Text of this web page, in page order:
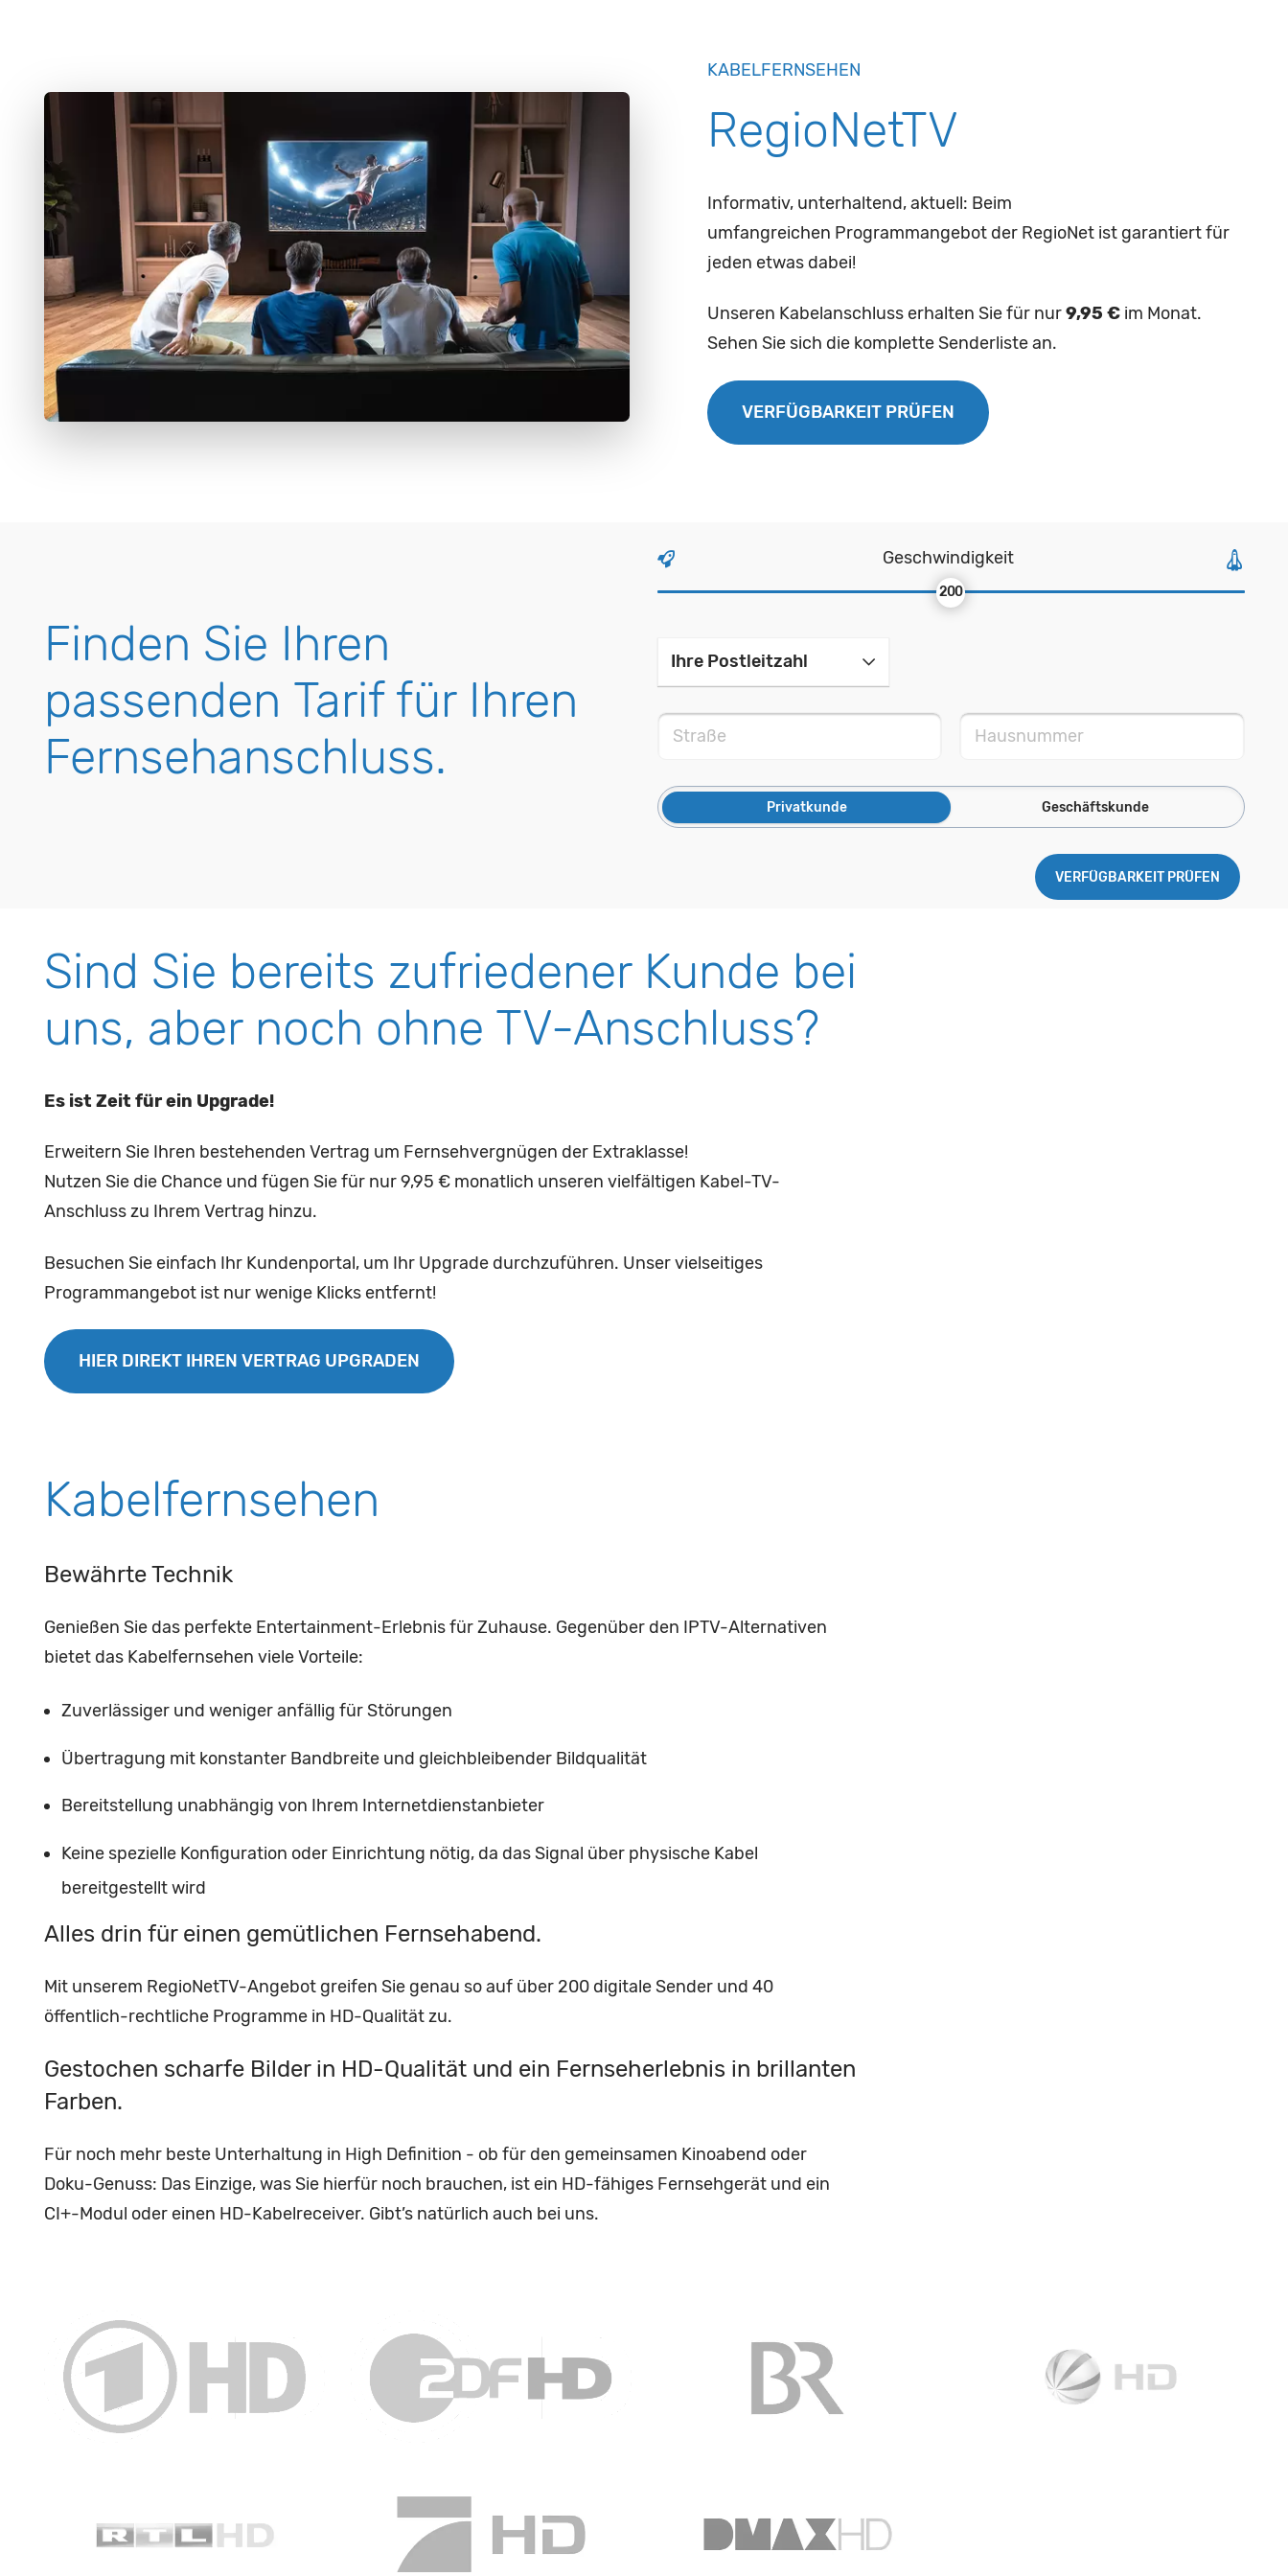
KABELFERNSEHEN
RegioNetTV
Informativ, unterhaltend, aktuell: Beim
umfangreichen Programmangebot der RegioNet ist garantiert für
jeden etwas dabei!
Unseren Kabelanschluss erhalten Sie für nur9,95 € im Monat.
Sehen Sie sich die komplette Senderliste an.
VERFÜGBARKEIT PRÜFEN
Finden Sie Ihren
passenden Tarif für Ihren
Fernsehanschluss.
Geschwindigkeit
200
Privatkunde Geschäftskunde
VERFÜGBARKEIT PRÜFEN
Sind Sie bereits zufriedener Kunde bei
uns, aber noch ohne TV-Anschluss?
Es ist Zeit für ein Upgrade!
Erweitern Sie Ihren bestehenden Vertrag um Fernsehvergnügen der Extraklasse!
Nutzen Sie die Chance und fügen Sie für nur 9,95 € monatlich unseren vielfältigen Kabel-TV-
Anschluss zu Ihrem Vertrag hinzu.
Besuchen Sie einfach Ihr Kundenportal, um Ihr Upgrade durchzuführen. Unser vielseitiges
Programmangebot ist nur wenige Klicks entfernt!
HIER DIREKT IHREN VERTRAG UPGRADEN
Kabelfernsehen
Bewährte Technik
Genießen Sie das perfekte Entertainment-Erlebnis für Zuhause. Gegenüber den IPTV-Alternativen
bietet das Kabelfernsehen viele Vorteile:
Zuverlässiger und weniger anfällig für Störungen
Übertragung mit konstanter Bandbreite und gleichbleibender Bildqualität
Bereitstellung unabhängig von Ihrem Internetdienstanbieter
Keine spezielle Konfiguration oder Einrichtung nötig, da das Signal über physische Kabel
bereitgestellt wird
Alles drin für einen gemütlichen Fernsehabend.
Mit unserem RegioNetTV-Angebot greifen Sie genau so auf über 200 digitale Sender und 40
öffentlich-rechtliche Programme in HD-Qualität zu.
Gestochen scharfe Bilder in HD-Qualität und ein Fernseherlebnis in brillanten
Farben.
Für noch mehr beste Unterhaltung in High Definition - ob für den gemeinsamen Kinoabend oder
Doku-Genuss: Das Einzige, was Sie hierfür noch brauchen, ist ein HD-fähiges Fernsehgerät und ein
CI+-Modul oder einen HD-Kabelreceiver. Gibt’s natürlich auch bei uns.